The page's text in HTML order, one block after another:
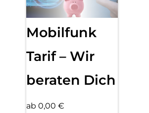
Mobilfunk
Tarif – Wir
beraten Dich
ab 0,00 €